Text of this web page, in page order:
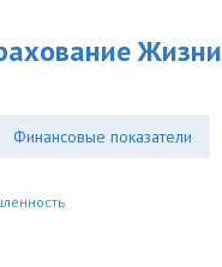
Жизни
Финансовые показатели